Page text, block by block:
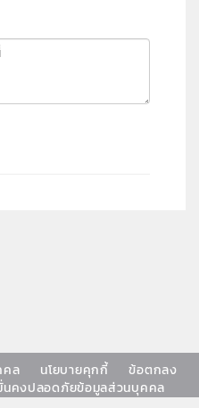
คล นโยบายคุกกี้
ข้อตกลง
นคงปลอดภัยข้อมูลส่วนบุคคล